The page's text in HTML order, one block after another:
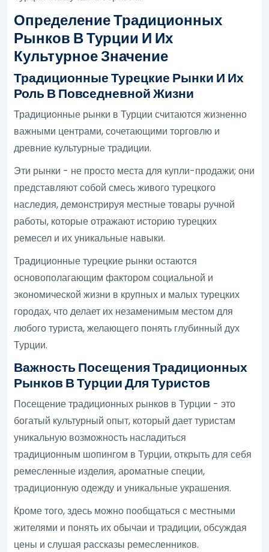
Определение Традиционных
Рынков В Турции И Их
Культурное Значение
Традиционные Турецкие Рынки И Их
Роль В Повседневной Жизни
Традиционные рынки в Турции считаются жизненно
важными центрами, сочетающими торговлю и
древние культурные традиции.
Эти рынки - не просто места для купли-продажи; они
представляют собой смесь живого турецкого
наследия, демонстрируя местные товары ручной
работы, которые отражают историю турецких
ремесел и их уникальные навыки.
Традиционные турецкие рынки остаются
основополагающим фактором социальной и
экономической жизни в крупных и малых турецких
городах, что делает их незаменимым местом для
любого туриста, желающего понять глубинный дух
Турции.
Важность Посещения Традиционных
Рынков В Турции Для Туристов
Посещение традиционных рынков в Турции - это
богатый культурный опыт, который дает туристам
уникальную возможность насладиться
традиционным шопингом в Турции, открыть для себя
ремесленные изделия, ароматные специи,
традиционную одежду и уникальные украшения.
Кроме того, здесь можно пообщаться с местными
жителями и понять их обычаи и традиции, обсуждая
цены и слушая рассказы ремесленников.